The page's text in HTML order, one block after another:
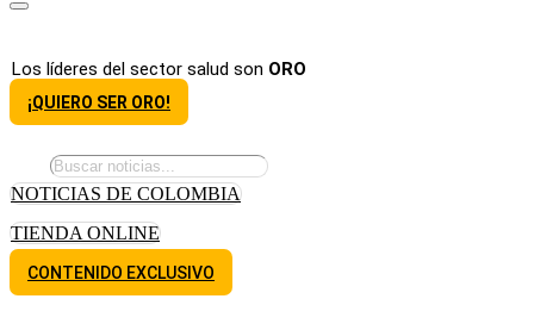
Los líderes del sector salud son ORO
¡QUIERO SER ORO!
NOTICIAS DE COLOMBIA
TIENDA ONLINE
CONTENIDO EXCLUSIVO